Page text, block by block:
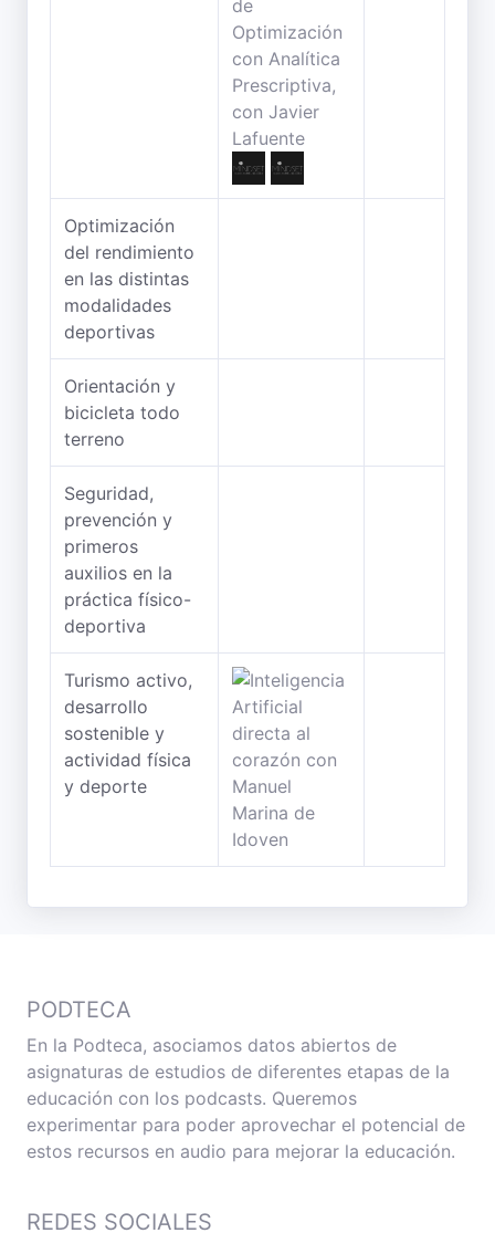
Optimización
del rendimiento
en las distintas
modalidades
deportivas
Orientación y
bicicleta todo
terreno
Seguridad,
prevención y
primeros
auxilios en la
práctica físico-
deportiva
Turismo activo,
desarrollo
sostenible y
actividad física
y deporte
PODTECA
En la Podteca, asociamos datos abiertos de
asignaturas de estudios de diferentes etapas de la
educación con los podcasts. Queremos
experimentar para poder aprovechar el potencial de
estos recursos en audio para mejorar la educación.
REDES SOCIALES